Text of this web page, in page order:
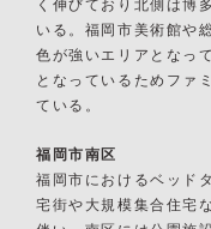
く伸びており北側は博
いる。福岡市美術館や
色が強いエリアとなっ
となっているためファ
ている。
福岡市南区
福岡市におけるベッド
宅街や大規模集合住宅